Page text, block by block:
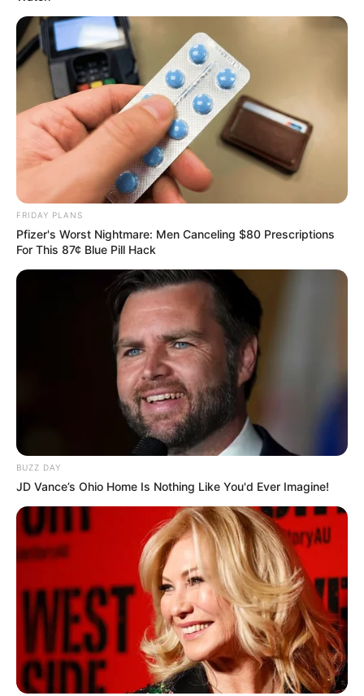
FRIDAY PLANS
Pfizer's Worst Nightmare: Men Canceling $80 Prescriptions
For This 87¢ Blue Pill Hack
BUZZ DAY
JD Vance’s Ohio Home Is Nothing Like You'd Ever Imagine!